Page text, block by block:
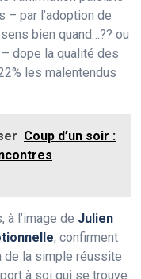
– par l’adoption de
bien quand…?? ou
dope la qualité des
les malentendus
Coup d’un soir :
l’image de Julien
, confirment
de la simple réussite
à soi qui se trouve